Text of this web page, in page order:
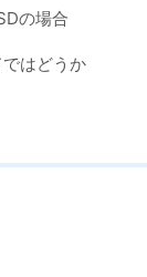
の場合
はどうか